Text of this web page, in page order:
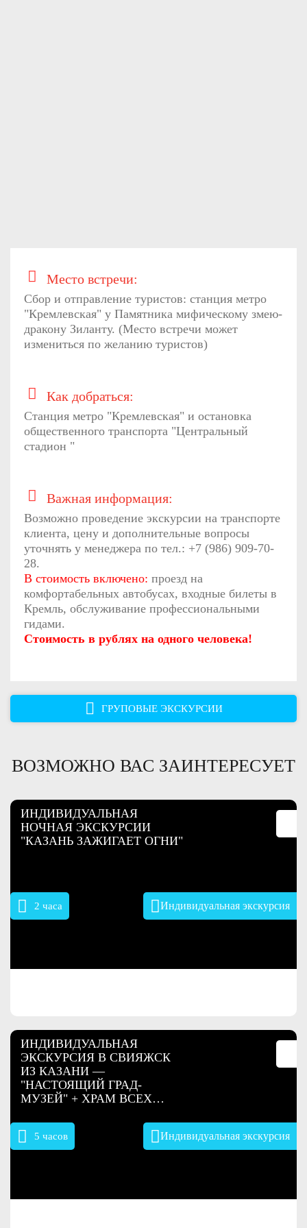
Место встречи:
Сбор и отправление туристов: станция метро
"Кремлевская" у Памятника мифическому змею-
дракону Зиланту. (Место встречи может
измениться по желанию туристов)
Как добраться:
Станция метро "Кремлевская" и остановка
общественного транспорта "Центральный
стадион "
Важная информация:
Возможно проведение экскурсии на транспорте
клиента, цену и дополнительные вопросы
уточнять у менеджера по тел.: +7 (986) 909-70-
28.
В стоимость включено: проезд на
комфортабельных автобусах, входные билеты в
Кремль, обслуживание профессиональными
гидами.
Стоимость в рублях на одного человека!
ГРУПОВЫЕ ЭКСКУРСИИ
ВОЗМОЖНО ВАС ЗАИНТЕРЕСУЕТ
ИНДИВИДУАЛЬНАЯ
НОЧНАЯ ЭКСКУРСИИ
"КАЗАНЬ ЗАЖИГАЕТ ОГНИ"
2 часа Индивидуальная экскурсия
ИНДИВИДУАЛЬНАЯ
ЭКСКУРСИЯ В СВИЯЖСК
ИЗ КАЗАНИ —
"НАСТОЯЩИЙ ГРАД-
МУЗЕЙ" + ХРАМ ВСЕХ
5 часов Индивидуальная экскурсия